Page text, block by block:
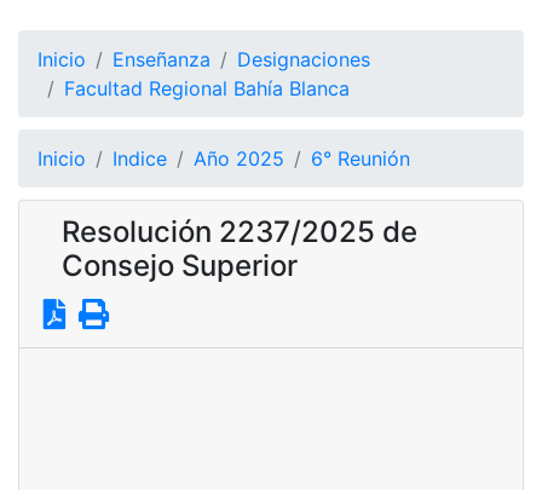
Inicio Enseñanza
Designaciones
Facultad Regional Bahía Blanca
Inicio Indice Año 2025 6° Reunión
Resolución 2237/2025 de
Consejo Superior